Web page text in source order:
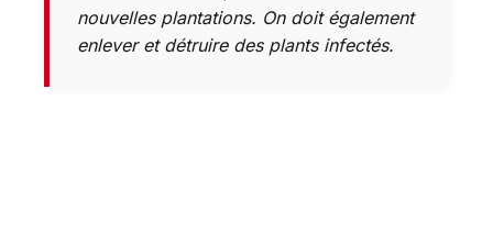
nouvelles plantations. On doit également
enlever et détruire des plants infectés.